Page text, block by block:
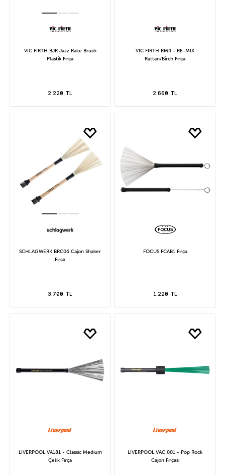
VIC FIRTH BJR Jazz Rake Brush
Plastik Fırça
2.220 TL
VIC FIRTH RM4 - RE-MIX
Rattan/Birch Fırça
2.660 TL
SCHLAGWERK BRC06 Cajon Shaker
Fırça
3.700 TL
FOCUS FCAB1 Fırça
1.220 TL
LIVERPOOL VA181 - Classic Medium
Çelik Fırça
LIVERPOOL VAC 001 - Pop Rock
Cajon Fırçası